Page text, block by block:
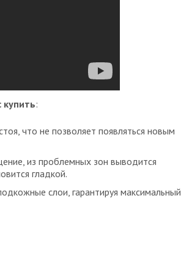
:
что не позволяет появляться новым
из проблемных зон выводится
гладкой.
слои, гарантируя максимальный